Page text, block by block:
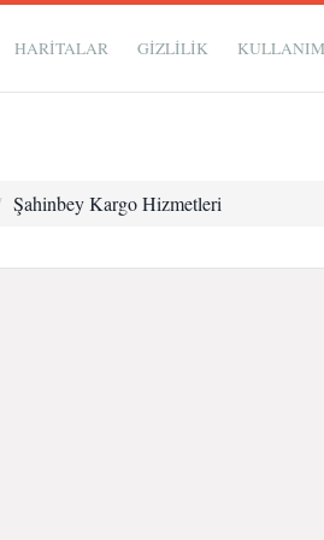
HARİTALAR GIZLILIK
Şahinbey Kargo Hizmetleri